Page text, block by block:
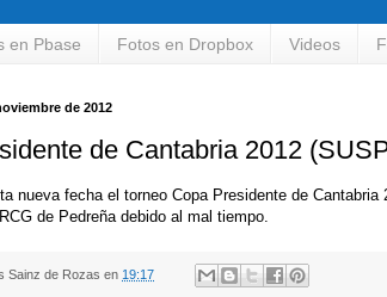
en Pbase Fotos en Dropbox Videos
de 2012
de Cantabria 2012
nueva fecha el torneo Copa Presidente de Cantabria
de Pedreña debido al mal tiempo.
Sainz de Rozas en 19:17